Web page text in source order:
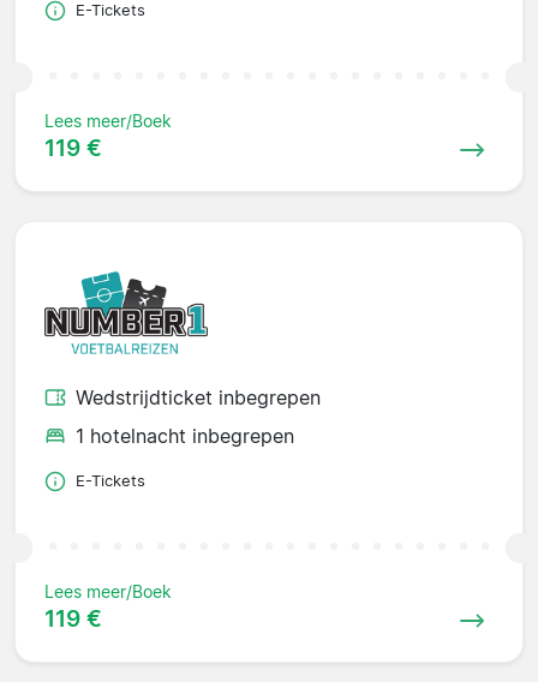
E-Tickets
Lees meer/Boek
119 €
Wedstrijdticket inbegrepen
1 hotelnacht inbegrepen
E-Tickets
Lees meer/Boek
119 €